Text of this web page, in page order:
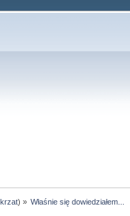
) » Właśnie się dowiedziałem...